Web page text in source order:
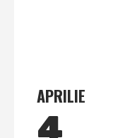
APRILIE